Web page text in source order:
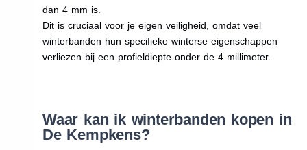
dan 4 mm is.
Dit is cruciaal voor je eigen veiligheid, omdat veel
winterbanden hun specifieke winterse eigenschappen
verliezen bij een profieldiepte onder de 4 millimeter.
Waar kan ik winterbanden kopen in
De Kempkens?